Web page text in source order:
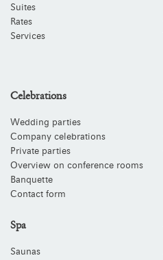
Suites
Rates
Services
Celebrations
Wedding parties
Company celebrations
Private parties
Overview on conference rooms
Banquette
Contact form
Spa
Saunas